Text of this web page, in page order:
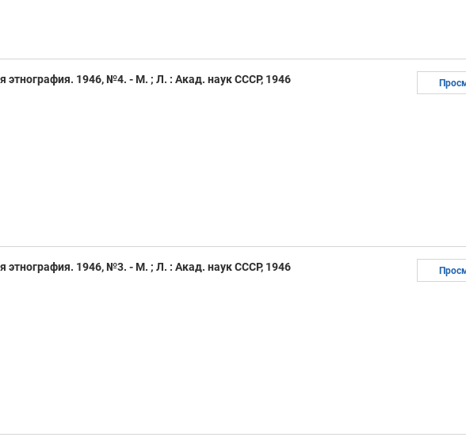
этнография. 1946, №4. - М. ; Л. : Акад. наук СССР, 1946
этнография. 1946, №3. - М. ; Л. : Акад. наук СССР, 1946